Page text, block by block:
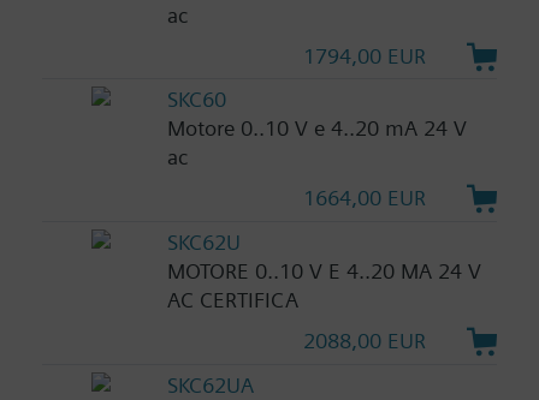
ac
1794,00 EUR
SKC60
Motore 0..10 V e 4..20 mA 24 V
ac
1664,00 EUR
SKC62U
MOTORE 0..10 V E 4..20 MA 24 V
AC CERTIFICA
2088,00 EUR
SKC62UA